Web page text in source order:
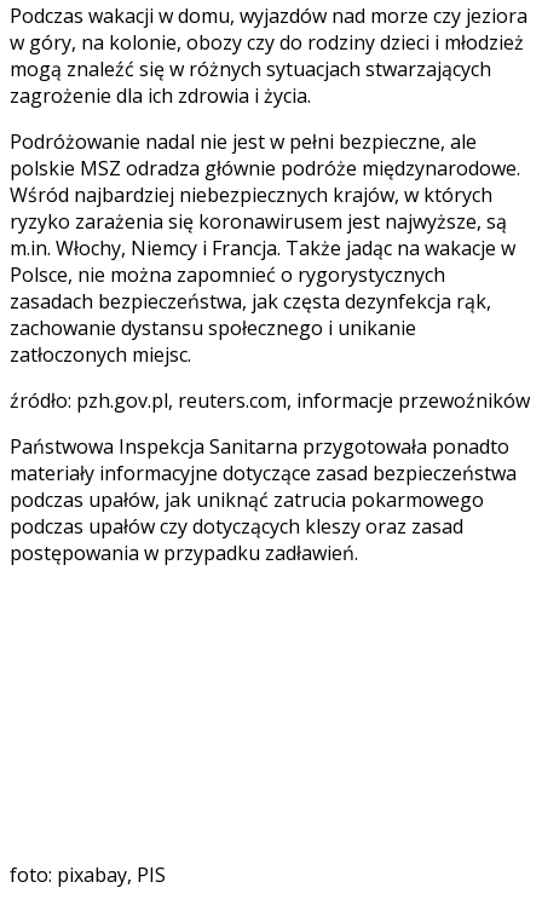
Podczas wakacji w domu, wyjazdów nad morze czy jeziora
w góry, na kolonie, obozy czy do rodziny dzieci i młodzież
mogą znaleźć się w różnych sytuacjach stwarzających
zagrożenie dla ich zdrowia i życia.
Podróżowanie nadal nie jest w pełni bezpieczne, ale
polskie MSZ odradza głównie podróże międzynarodowe.
Wśród najbardziej niebezpiecznych krajów, w których
ryzyko zarażenia się koronawirusem jest najwyższe, są
m.in. Włochy, Niemcy i Francja. Także jadąc na wakacje w
Polsce, nie można zapomnieć o rygorystycznych
zasadach bezpieczeństwa, jak częsta dezynfekcja rąk,
zachowanie dystansu społecznego i unikanie
zatłoczonych miejsc.
źródło: pzh.gov.pl, reuters.com, informacje przewoźników
Państwowa Inspekcja Sanitarna przygotowała ponadto
materiały informacyjne dotyczące zasad bezpieczeństwa
podczas upałów, jak uniknąć zatrucia pokarmowego
podczas upałów czy dotyczących kleszy oraz zasad
postępowania w przypadku zadławień.
foto: pixabay, PIS